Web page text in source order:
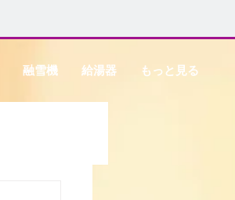
融雪機 給湯器 もっと見る